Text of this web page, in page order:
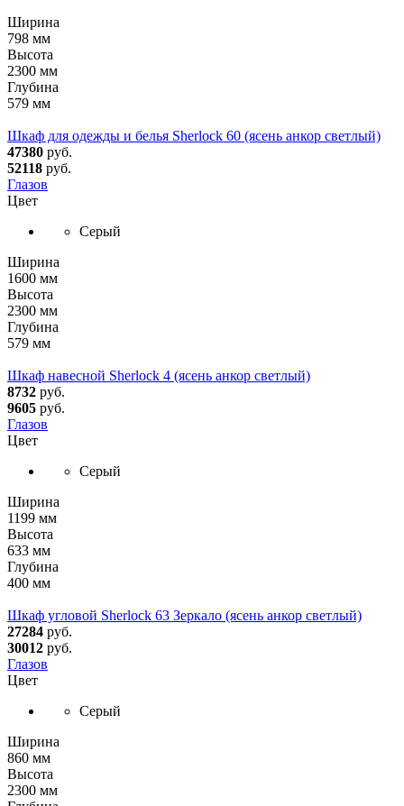
Ширина
798 мм
Высота
2300 мм
Глубина
579 мм
Шкаф для одежды и белья Sherlock 60 (ясень анкор светлый)
47380 руб.
52118 руб.
Глазов
Цвет
Серый
Ширина
1600 мм
Высота
2300 мм
Глубина
579 мм
Шкаф навесной Sherlock 4 (ясень анкор светлый)
8732 руб.
9605 руб.
Глазов
Цвет
Серый
Ширина
1199 мм
Высота
633 мм
Глубина
400 мм
Шкаф угловой Sherlock 63 Зеркало (ясень анкор светлый)
27284 руб.
30012 руб.
Глазов
Цвет
Серый
Ширина
860 мм
Высота
2300 мм